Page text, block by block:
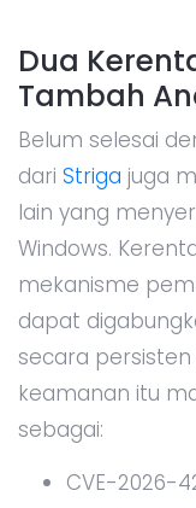
Dua
Tambah
Belum selesai
dari Striga juga
lain yang
Windows.
mekanisme
dapat
secara
keamanan itu
sebagai:
CVE-2026-